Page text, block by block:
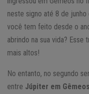
neste signo até 8 de
você tem feito desde o
abrindo na sua vida?
mais altos!
No entanto, no segundo
entre Júpiter em Gêmeos